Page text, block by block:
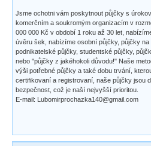
Jsme ochotni vám poskytnout půjčky s
komerčním a soukromým organizacím v
000 000 Kč v období 1 roku až 30 let,
úvěru šek, nabízíme osobní půjčky, půjčky na
podnikatelské půjčky, studentské půjčky,
nebo "půjčky z jakéhokoli důvodu!" Naše
výši potřebné půjčky a také dobu trvání,
certifikovaní a registrovaní, naše půjčky jsou
bezpečnost, což je naší nejvyšší prioritou.
E-mail: Lubomirprochazka140@gmail.com